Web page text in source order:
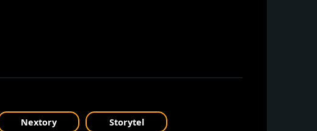
Nextory Storytel